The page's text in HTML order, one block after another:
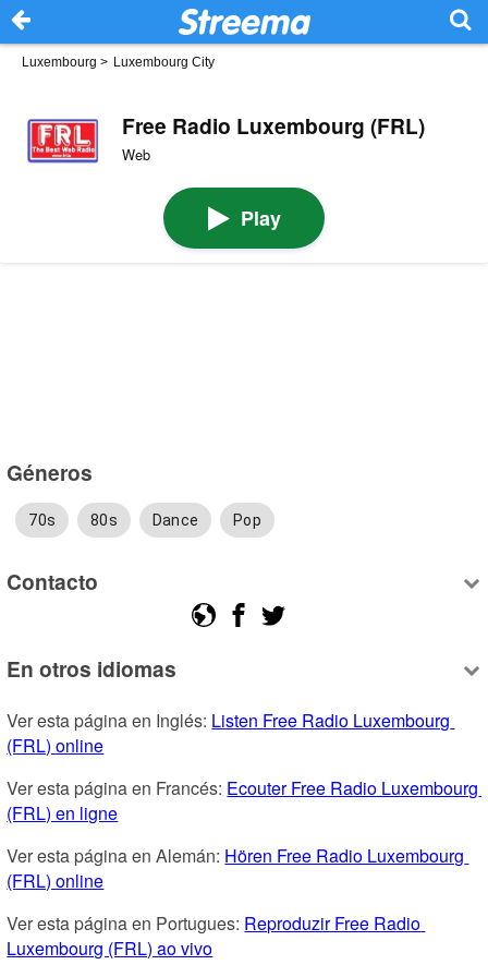
Luxembourg > Luxembourg City
Free Radio Luxembourg (FRL)
Web
Play
Géneros
70s 80s Dance Pop
Contacto
En otros idiomas
Ver esta página en Inglés: Listen Free Radio Luxembourg
(FRL) online
Ver esta página en Francés: Ecouter Free Radio Luxembourg
(FRL) en ligne
Ver esta página en Alemán: Hören Free Radio Luxembourg
(FRL) online
Ver esta página en Portugues: Reproduzir Free Radio
Luxembourg (FRL) ao vivo